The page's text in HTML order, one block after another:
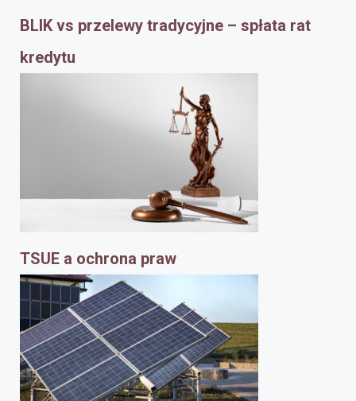
BLIK vs przelewy tradycyjne – spłata rat
kredytu
TSUE a ochrona praw